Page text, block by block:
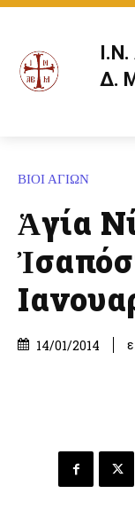
Δ.
ΒΙΟΙ ΑΓΙΩΝ
Ἁγία
14/01/2014